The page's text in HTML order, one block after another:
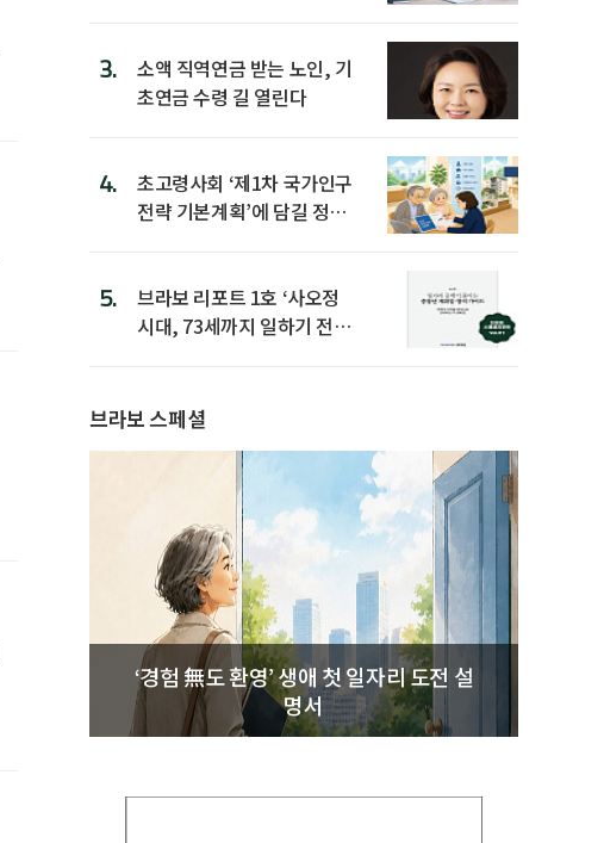
3.
소액 직역연금 받는 노인, 기
초연금 수령 길 열린다
4.
초고령사회 ‘제1차 국가인구
전략 기본계획’에 담길 정책
5.
브라보 리포트 1호 ‘사오정
시대, 73세까지 일하기 전략’
브라보 스페셜
‘경험 無도 환영’ 생애 첫 일자리 도전 설
명서